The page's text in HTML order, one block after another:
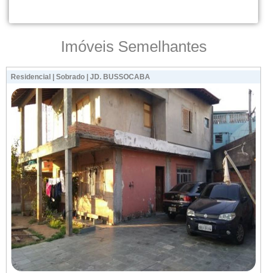
Imóveis Semelhantes
Residencial | Sobrado | JD. BUSSOCABA